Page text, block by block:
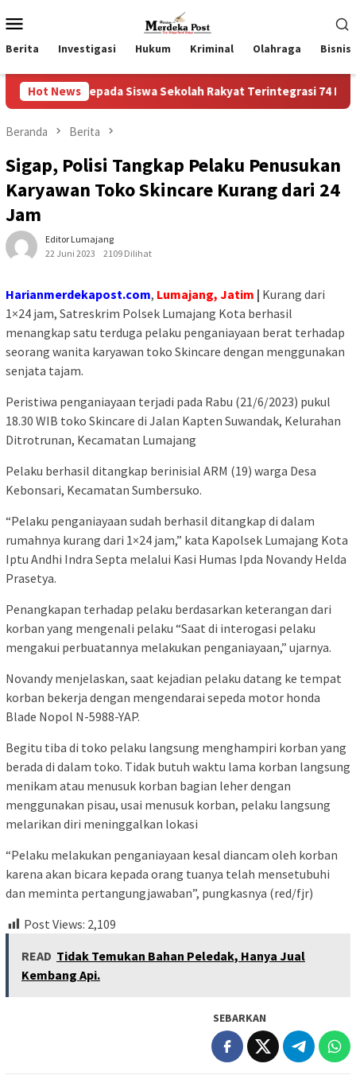
ke
kontenMobile
Berita Investigasi Hukum Kriminal Olahraga Bisnis
Hot News
Siswa Sekolah Rakyat Terintegrasi 74 Kota Tual
Beranda Berita
Sigap, Polisi Tangkap Pelaku Penusukan
Karyawan Toko Skincare Kurang dari 24
Jam
Editor Lumajang
22 Juni 2023
2109 Dilihat
Harianmerdekapost.com, Lumajang, Jatim | Kurang dari
1×24 jam, Satreskrim Polsek Lumajang Kota berhasil
menangkap satu terduga pelaku penganiayaan berat terhadap
seorang wanita karyawan toko Skincare dengan menggunakan
senjata tajam.
Peristiwa penganiayaan terjadi pada Rabu (21/6/2023) pukul
18.30 WIB toko Skincare di Jalan Kapten Suwandak, Kelurahan
Ditrotrunan, Kecamatan Lumajang
Pelaku berhasil ditangkap berinisial ARM (19) warga Desa
Kebonsari, Kecamatan Sumbersuko.
“Pelaku penganiayaan sudah berhasil ditangkap di dalam
rumahnya kurang dari 1×24 jam,” kata Kapolsek Lumajang Kota
Iptu Andhi Indra Septa melalui Kasi Humas Ipda Novandy Helda
Prasetya.
Penangkapan terhadap pelaku berdasarkan keterangan dari
korban yang mengenali pelaku “Saat di interogasi pelaku
mengakui perbuatannya melakukan penganiayaan,” ujarnya.
Novandy menjelaskan, saat kejadian pelaku datang ke tempat
korban bekerja dengan mengendarai sepeda motor honda
Blade Nopol N-5988-YAP.
Begitu tiba di toko pelaku langsung menghampiri korban yang
berada di dalam toko. Tidak butuh waktu lama korban langsung
menikam atau menusuk korban bagian leher dengan
menggunakan pisau, usai menusuk korban, pelaku langsung
melarikan diri meninggalkan lokasi
“Pelaku melakukan penganiayaan kesal diancam oleh korban
karena akan bicara kepada orang tuanya telah mensetubuhi
dan meminta pertangungjawaban”, pungkasnya (red/fjr)
Post Views: 2,109
READ Tidak Temukan Bahan Peledak, Hanya Jual
Kembang Api.
SEBARKAN